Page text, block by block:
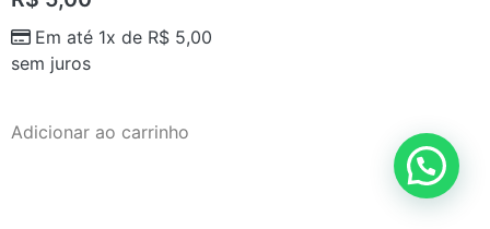
Em até 1x de R$ 5,00
sem juros
Adicionar ao carrinho